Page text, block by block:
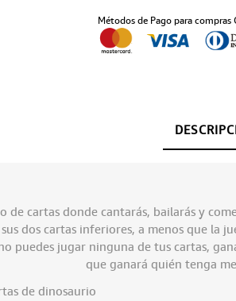
Métodos de Pago para compras
de cartas donde cantarás, bailarás y
dos cartas inferiores, a menos que la
puedes jugar ninguna de tus cartas,
que ganará quién tenga
de dinosaurio